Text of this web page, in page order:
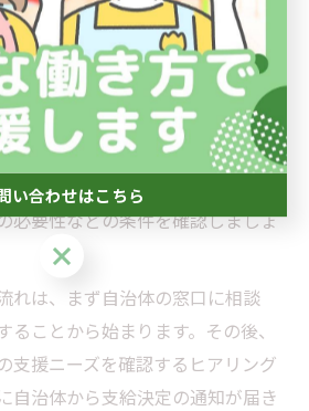
受給者証取得の基本手順
の利用には、まず「受給者証」を
す。受給者証は、お子様の障害や
サービスの利用を認める公的な証
市麻生区や中郡大磯町でも共通の
。申請前に対象となるお子様の年
必要性などの条件を確認しましょ
れは、まず自治体の窓口に相談
ることから始まります。その後、
支援ニーズを確認するヒアリング
自治体から支給決定の通知が届き
問い合わせはこちら
い合わせはこちら